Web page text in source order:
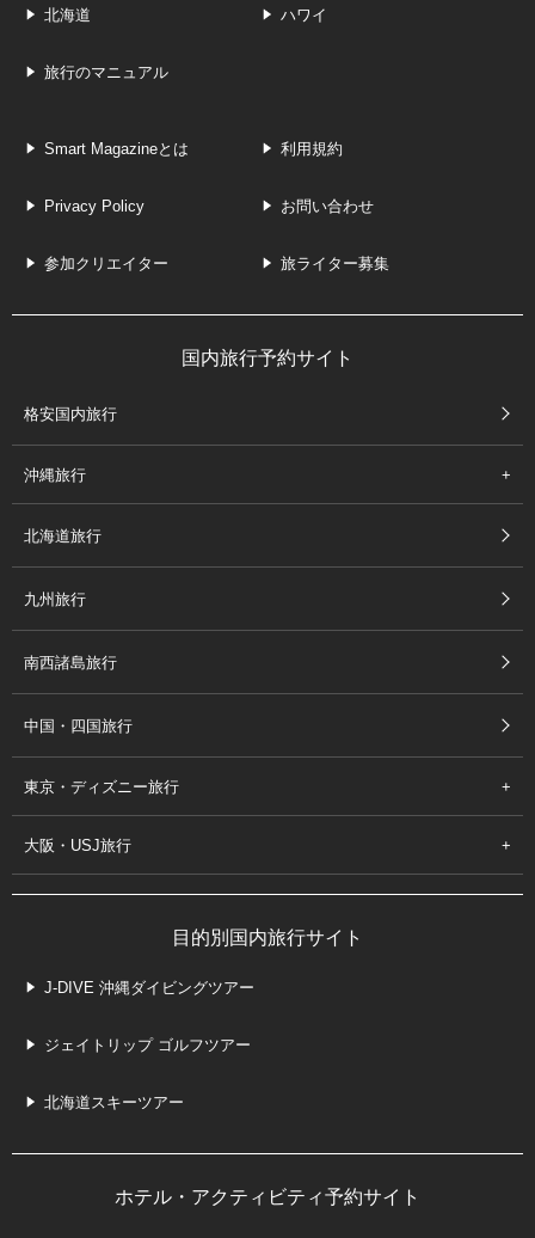
北海道 ハワイ
旅行のマニュアル
Smart Magazineとは 利用規約
Privacy Policy お問い合わせ
参加クリエイター 旅ライター募集
国内旅行予約サイト
格安国内旅行
沖縄旅行
北海道旅行
九州旅行
南西諸島旅行
中国・四国旅行
東京・ディズニー旅行
大阪・USJ旅行
目的別国内旅行サイト
J-DIVE 沖縄ダイビングツアー
ジェイトリップ ゴルフツアー
北海道スキーツアー
ホテル・アクティビティ予約サイト